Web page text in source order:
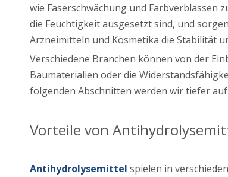
wie Faserschwächung und Farbverblassen
die Feuchtigkeit ausgesetzt sind, und
Arzneimitteln und Kosmetika die Stabilität
Verschiedene Branchen können von der
Baumaterialien oder die
folgenden Abschnitten werden wir tiefer
Vorteile von
Antihydrolysemittel spielen in